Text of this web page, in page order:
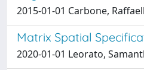
2015-01-01 Carbone,
Matrix Spatial
2020-01-01 Leorato,